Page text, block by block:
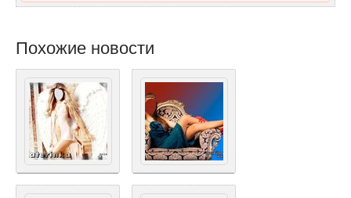
Похожие новости